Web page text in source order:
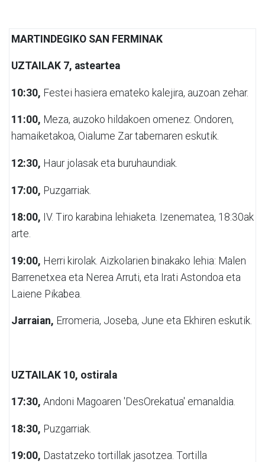
MARTINDEGIKO SAN FERMINAK
UZTAILAK 7, asteartea
10:30, Festei hasiera emateko kalejira, auzoan zehar.
11:00, Meza, auzoko hildakoen omenez. Ondoren,
hamaiketakoa, Oialume Zar tabernaren eskutik.
12:30, Haur jolasak eta buruhaundiak.
17:00, Puzgarriak.
18:00, IV. Tiro karabina lehiaketa. Izenematea, 18:30ak
arte.
19:00, Herri kirolak. Aizkolarien binakako lehia: Malen
Barrenetxea eta Nerea Arruti, eta Irati Astondoa eta
Laiene Pikabea.
Jarraian, Erromeria, Joseba, June eta Ekhiren eskutik.
UZTAILAK 10, ostirala
17:30, Andoni Magoaren 'DesOrekatua' emanaldia.
18:30, Puzgarriak.
19:00, Dastatzeko tortillak jasotzea. Tortilla